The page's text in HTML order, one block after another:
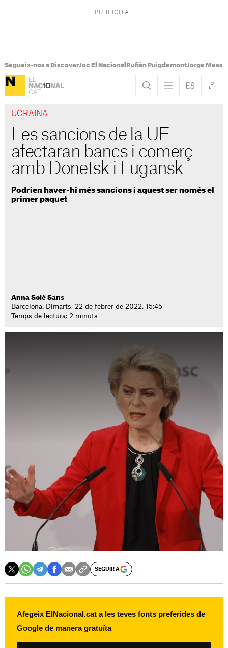
Segueix-nos a DiscoverJoc El Nacional Rufián PuigdemontJorge Messi
UCRAÏNA
Les sancions de la UE
afectaran bancs i comerç
amb Donetsk i Lugansk
Podrien haver-hi més sancions i aquest ser només el
primer paquet
Anna Solé Sans
Barcelona. Dimarts, 22 de febrer de 2022. 15:45
Temps de lectura: 2 minuts
SEGUIR A
Afegeix ElNacional.cat a les teves fonts preferides de
Google de manera gratuïta